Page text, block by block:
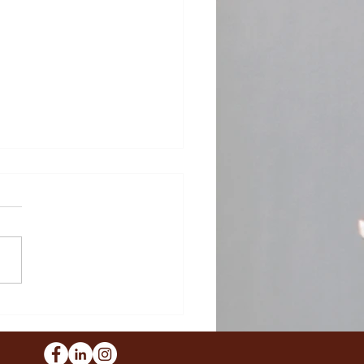
e filhos no
e o direito à extinção